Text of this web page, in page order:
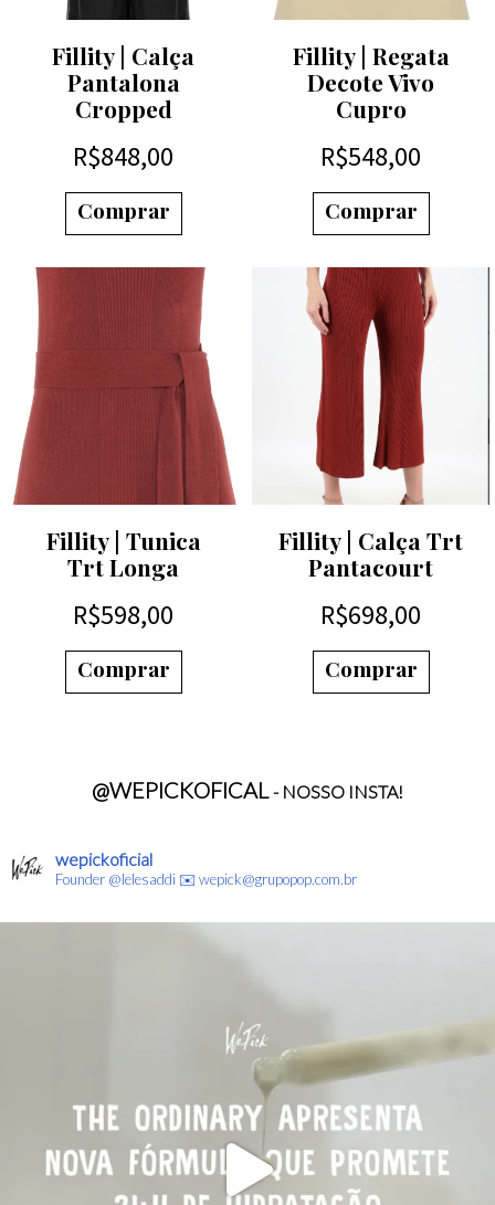
Fillity | Calça
Pantalona
Cropped
R$848,00
Comprar
Fillity | Regata
Decote Vivo
Cupro
R$548,00
Comprar
Fillity | Tunica
Trt Longa
R$598,00
Comprar
Fillity | Calça Trt
Pantacourt
R$698,00
Comprar
@WEPICKOFICAL - NOSSO INSTA!
wepickoficial
Founder @lelesaddi ✉️ wepick@grupopop.com.br